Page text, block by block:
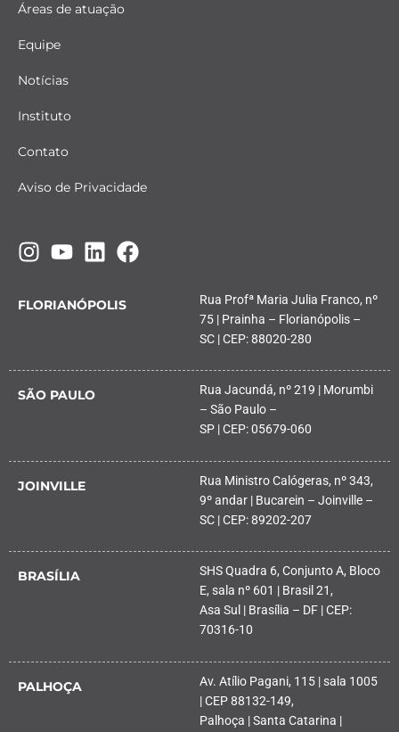
Áreas de atuação
Equipe
Notícias
Instituto
Contato
Aviso de Privacidade
FLORIANÓPOLIS
Rua Profª Maria Julia Franco, nº
75 | Prainha – Florianópolis –
SC | CEP: 88020-280
SÃO PAULO
Rua Jacundá, nº 219 | Morumbi
– São Paulo –
SP | CEP: 05679-060
JOINVILLE
Rua Ministro Calógeras, nº 343,
9º andar | Bucarein – Joinville –
SC | CEP: 89202-207
BRASÍLIA
SHS Quadra 6, Conjunto A, Bloco
E, sala nº 601 | Brasil 21,
Asa Sul | Brasília – DF | CEP:
70316-10
PALHOÇA
Av. Atílio Pagani, 115 | sala 1005
| CEP 88132-149,
Palhoça | Santa Catarina |